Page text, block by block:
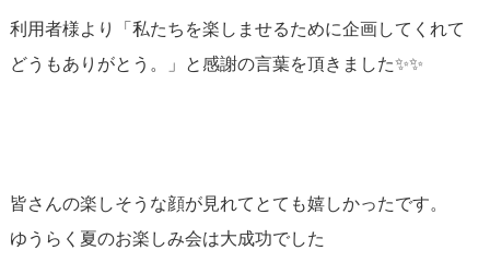
利用者様より「私たちを楽しませるために企画してくれて
どうもありがとう。」と感謝の言葉を頂きました✨✨
皆さんの楽しそうな顔が見れてとても嬉しかったです。
ゆうらく夏のお楽しみ会は大成功でした